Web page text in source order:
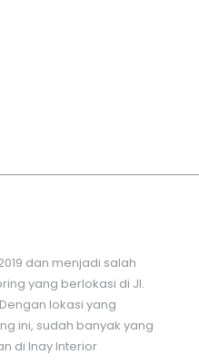
dan menjadi salah
yang berlokasi di Jl.
lokasi yang
ini, sudah banyak yang
di Inay Interior